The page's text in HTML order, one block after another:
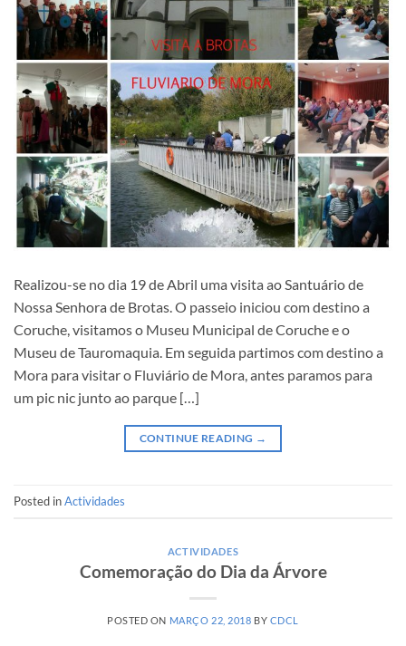
Realizou-se no dia 19 de Abril uma visita ao Santuário de
Nossa Senhora de Brotas. O passeio iniciou com destino a
Coruche, visitamos o Museu Municipal de Coruche e o
Museu de Tauromaquia. Em seguida partimos com destino a
Mora para visitar o Fluviário de Mora, antes paramos para
um pic nic junto ao parque […]
CONTINUE READING →
Posted inActividades
ACTIVIDADES
Comemoração do Dia da Árvore
POSTED ON MARÇO 22, 2018 BY CDCL